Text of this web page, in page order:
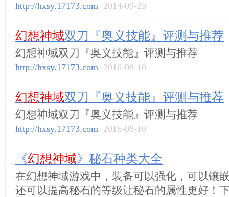
http://hxsy.17173.com 2014-09-23
幻想神域双刀『奥义技能』评测与推荐
幻想神域双刀『奥义技能』评测与推荐
http://hxsy.17173.com 2016-08-10
幻想神域双刀『奥义技能』评测与推荐
幻想神域双刀『奥义技能』评测与推荐
http://hxsy.17173.com 2016-08-10
《幻想神域》秘石种类大全
在幻想神域游戏中，装备可以强化，可以镶
还可以提高秘石的等级让秘石的属性更好！